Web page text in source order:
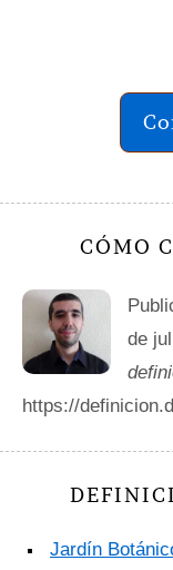
CÓMO
de
https://
Jardín